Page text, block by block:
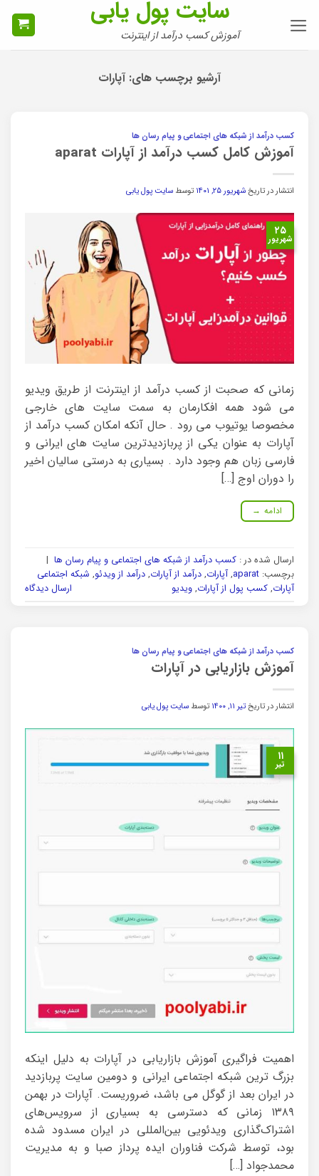
سایت پول یابی
آموزش کسب درآمد از اینترنت
آرشیو برچسب های: آپارات
کسب درآمد از شبکه های اجتماعی و پیام رسان ها
آموزش کامل کسب درآمد از آپارات aparat
انتشار در تاریخشهریور ۲۵, ۱۴۰۱ توسط سایت پول یابی
۲۵
شهریور
زمانی که صحبت از کسب درآمد از اینترنت از طریق ویدیو
می شود همه افکارمان به سمت سایت های خارجی
مخصوصا یوتیوب می رود . حال آنکه امکان کسب درآمد از
آپارات به عنوان یکی از پربازدیدترین سایت های ایرانی و
فارسی زبان هم وجود دارد . بسیاری به درستی سالیان اخیر
را دوران اوج […]
ادامه →
ارسال شده در : کسب درآمد از شبکه های اجتماعی و پیام رسان ها |
برچسب: aparat
,آپارات, درآمد از آپارات, درآمد از ویدئو, شبکه اجتماعی
آپارات, کسب پول از آپارات, ویدیو ارسال دیدگاه
کسب درآمد از شبکه های اجتماعی و پیام رسان ها
آموزش بازاریابی در آپارات
انتشار در تاریختیر ۱۱, ۱۴۰۰ توسط سایت پول یابی
۱۱
تیر
اهمیت فراگیری آموزش بازاریابی در آپارات به دلیل اینکه
بزرگ ترین شبکه اجتماعی ایرانی و دومین سایت پربازدید
در ایران بعد از گوگل می باشد، ضروریست. آپارات در بهمن
۱۳۸۹ زمانی که دسترسی به بسیاری از سرویس‌های
اشتراک‌گذاری ویدئویی بین‌المللی در ایران مسدود شده
بود، توسط شرکت فناوران ایده پرداز صبا و به مدیریت
محمدجواد […]